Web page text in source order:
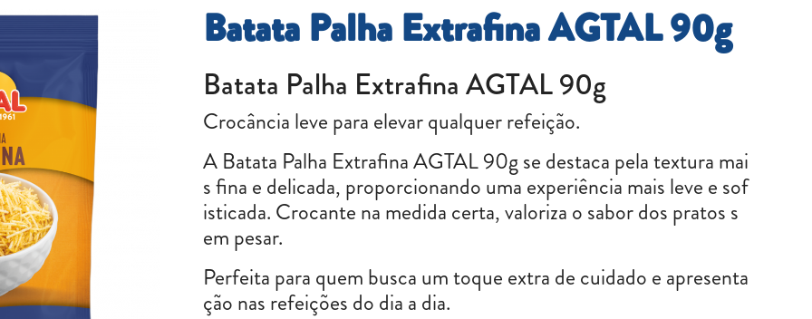
Batata Palha Extrafina AGTAL 90g
Batata Palha Extrafina AGTAL 90g
Crocância leve para elevar qualquer refeição.
A Batata Palha Extrafina AGTAL 90g se destaca pela textura mai
s fina e delicada, proporcionando uma experiência mais leve e sof
isticada. Crocante na medida certa, valoriza o sabor dos pratos s
em pesar.
Perfeita para quem busca um toque extra de cuidado e apresenta
ção nas refeições do dia a dia.